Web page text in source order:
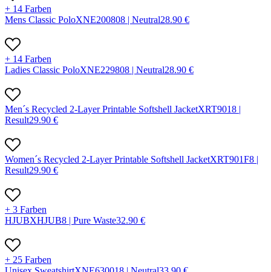
+ 14 Farben
Mens Classic PoloXNE200808 | Neutral28.90 €
+ 14 Farben
Ladies Classic PoloXNE229808 | Neutral28.90 €
Men´s Recycled 2-Layer Printable Softshell JacketXRT9018 |
Result29.90 €
Women´s Recycled 2-Layer Printable Softshell JacketXRT901F8 |
Result29.90 €
+ 3 Farben
HJUBXHJUB8 | Pure Waste32.90 €
+ 25 Farben